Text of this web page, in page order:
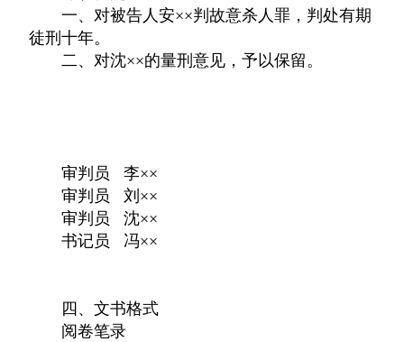
一、对被告人安××判故意杀人罪，判处有期
徒刑十年。
二、对沈××的量刑意见，予以保留。
审判员 李××
审判员 刘××
审判员 沈××
书记员 冯××
四、文书格式
阅卷笔录